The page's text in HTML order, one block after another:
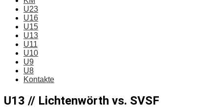
U23
U16
U15
U13
U11
U10
U9
U8
Kontakte
U13 // Lichtenwörth vs. SVSF